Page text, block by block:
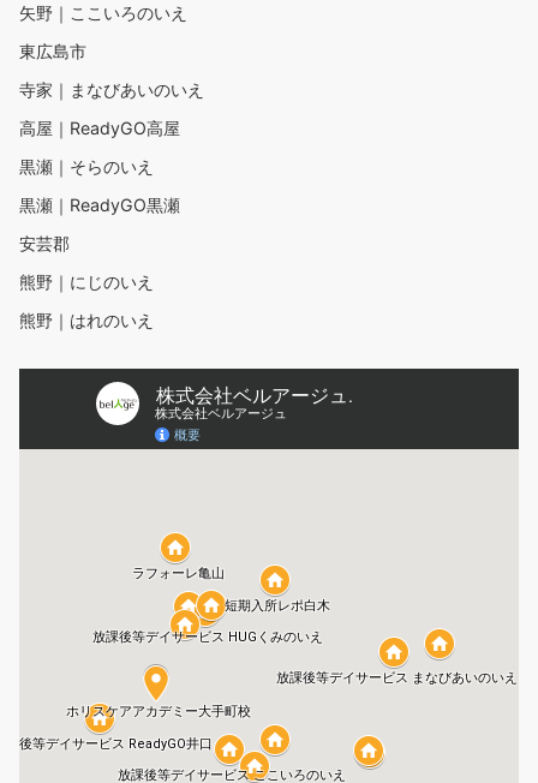
矢野｜ここいろのいえ
東広島市
寺家｜まなびあいのいえ
高屋｜ReadyGO高屋
黒瀬｜そらのいえ
黒瀬｜ReadyGO黒瀬
安芸郡
熊野｜にじのいえ
熊野｜はれのいえ